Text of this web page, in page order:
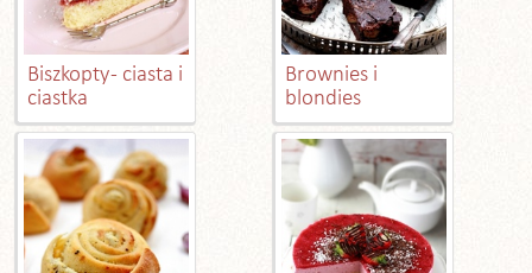
Biszkopty - ciasta i
ciastka
Brownies i
blondies